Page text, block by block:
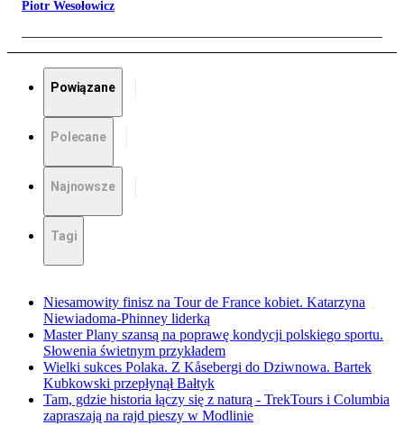
Piotr Wesołowicz
Powiązane
Polecane
Najnowsze
Tagi
Niesamowity finisz na Tour de France kobiet. Katarzyna
Niewiadoma-Phinney liderką
Master Plany szansą na poprawę kondycji polskiego sportu.
Słowenia świetnym przykładem
Wielki sukces Polaka. Z Kåsebergi do Dziwnowa. Bartek
Kubkowski przepłynął Bałtyk
Tam, gdzie historia łączy się z naturą - TrekTours i Columbia
zapraszają na rajd pieszy w Modlinie